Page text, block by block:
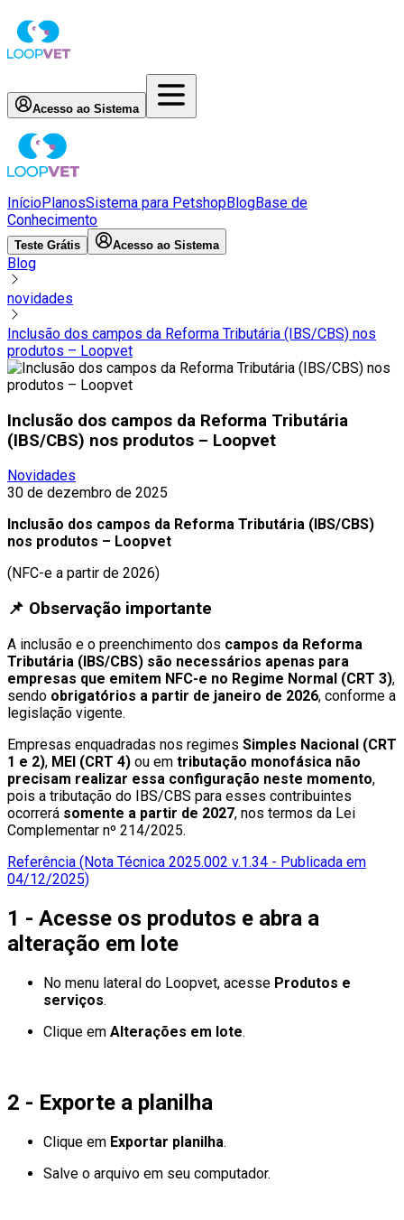
Acesso ao Sistema
InícioPlanosSistema para PetshopBlogBase de
Conhecimento
Teste Grátis Acesso ao Sistema
Blog
novidades
Inclusão dos campos da Reforma Tributária (IBS/CBS) nos
produtos – Loopvet
Inclusão dos campos da Reforma Tributária
(IBS/CBS) nos produtos – Loopvet
Novidades
30 de dezembro de 2025
Inclusão dos campos da Reforma Tributária (IBS/CBS)
nos produtos – Loopvet
(NFC-e a partir de 2026)
📌 Observação importante
A inclusão e o preenchimento dos campos da Reforma
Tributária (IBS/CBS) são necessários apenas para
empresas que emitem NFC-e no Regime Normal (CRT 3),
sendo obrigatórios a partir de janeiro de 2026, conforme a
legislação vigente.
Empresas enquadradas nos regimes Simples Nacional (CRT
1 e 2), MEI (CRT 4) ou em tributação monofásica não
precisam realizar essa configuração neste momento,
pois a tributação do IBS/CBS para esses contribuintes
ocorrerá somente a partir de 2027, nos termos da Lei
Complementar nº 214/2025.
Referência (Nota Técnica 2025.002 v.1.34 - Publicada em
04/12/2025)
1 - Acesse os produtos e abra a
alteração em lote
No menu lateral do Loopvet, acesse Produtos e
serviços.
Clique em Alterações em lote.
2 - Exporte a planilha
Clique em Exportar planilha.
Salve o arquivo em seu computador.